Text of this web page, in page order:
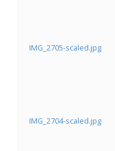
IMG_2705-scaled.jpg
IMG_2704-scaled.jpg